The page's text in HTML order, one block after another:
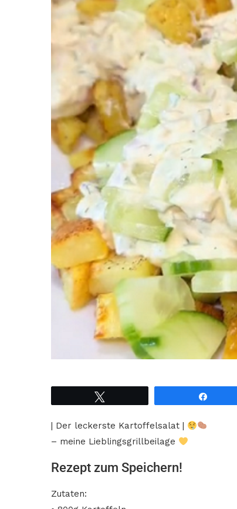
| Der leckerste Kartoffelsalat |
– meine Lieblingsgrillbeilage
Rezept zum Speichern!
Zutaten: